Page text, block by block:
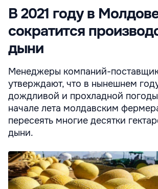
В 2021 году в
сократится
дыни
Менеджеры компаний-
утверждают, что в нынешнем
дождливой и прохладной
начале лета молдавским
пересеять многие десятки
дыни.